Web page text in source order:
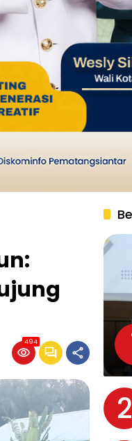
494
2